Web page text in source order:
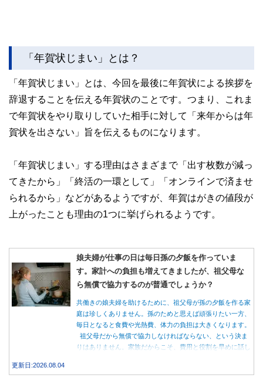
「年賀状じまい」とは？
「年賀状じまい」とは、今回を最後に年賀状による挨拶を
辞退することを伝える年賀状のことです。つまり、これま
で年賀状をやり取りしていた相手に対して「来年からは年
賀状を出さない」旨を伝えるものになります。
「年賀状じまい」する理由はさまざまで「出す枚数が減っ
てきたから」「終活の一環として」「オンラインで済ませ
られるから」などがあるようですが、年賀はがきの値段が
上がったことも理由の1つに挙げられるようです。
娘夫婦が仕事の日は毎日孫の夕飯を作っていま
す。家計への負担も増えてきましたが、祖父母な
ら無償で協力するのが普通でしょうか？
共働きの娘夫婦を助けるために、祖父母が孫の夕飯を作る家
庭は珍しくありません。孫のためと思えば頑張りたい一方、
毎日となると食費や光熱費、体力の負担は大きくなります。
祖父母だから無償で協力しなければならない、という決ま
りはありません。家族だからこそ、費用と役割を早めに話し
更新日:2026.08.04